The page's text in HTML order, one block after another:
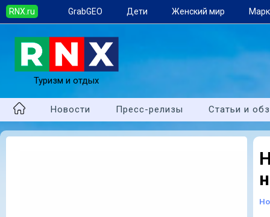
RNX.ru GrabGEO Дети Женский мир
Туризм и отдых
Новости Пресс-релизы Статьи и